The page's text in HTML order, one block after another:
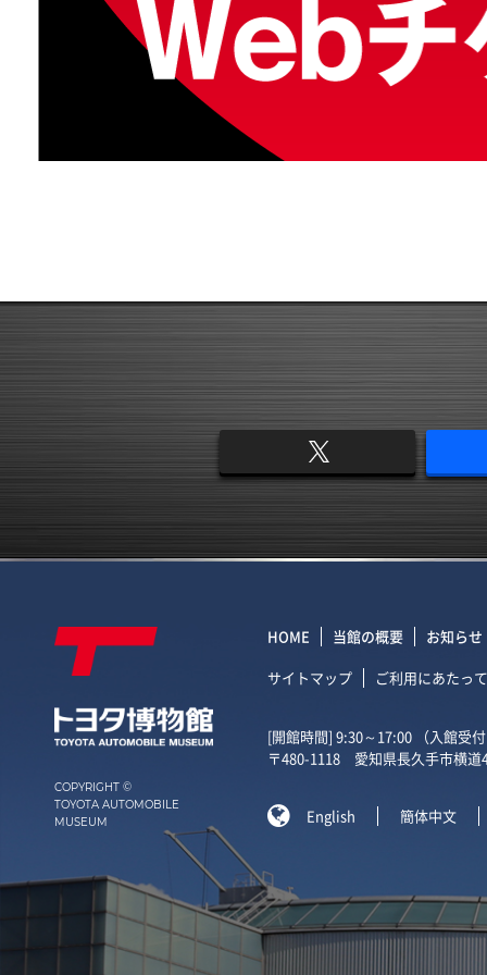
COPYRIGHT ©
TOYOTA AUTOMOBILE
MUSEUM
HOME 当館の概要
お知らせ
サイトマップ
ご利用にあたっ
[開館時間] 9:30～17:00 （入館
〒480-1118 愛知県長久手市横
 English 簡体中文